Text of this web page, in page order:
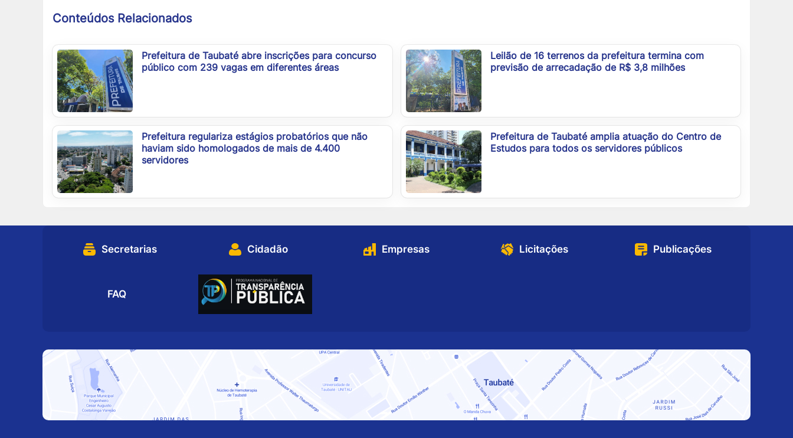
Conteúdos Relacionados
Prefeitura de Taubaté abre inscrições para concurso
público com 239 vagas em diferentes áreas
Leilão de 16 terrenos da prefeitura termina com
previsão de arrecadação de R$ 3,8 milhões
Prefeitura regulariza estágios probatórios que não
haviam sido homologados de mais de 4.400
servidores
Prefeitura de Taubaté amplia atuação do Centro de
Estudos para todos os servidores públicos
Secretarias Cidadão Empresas Licitações Publicações
FAQ